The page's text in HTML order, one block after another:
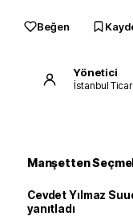
Beğen
Yönetici
İstanbul
Manşetten
Cevdet Yılmaz
yanıtladı